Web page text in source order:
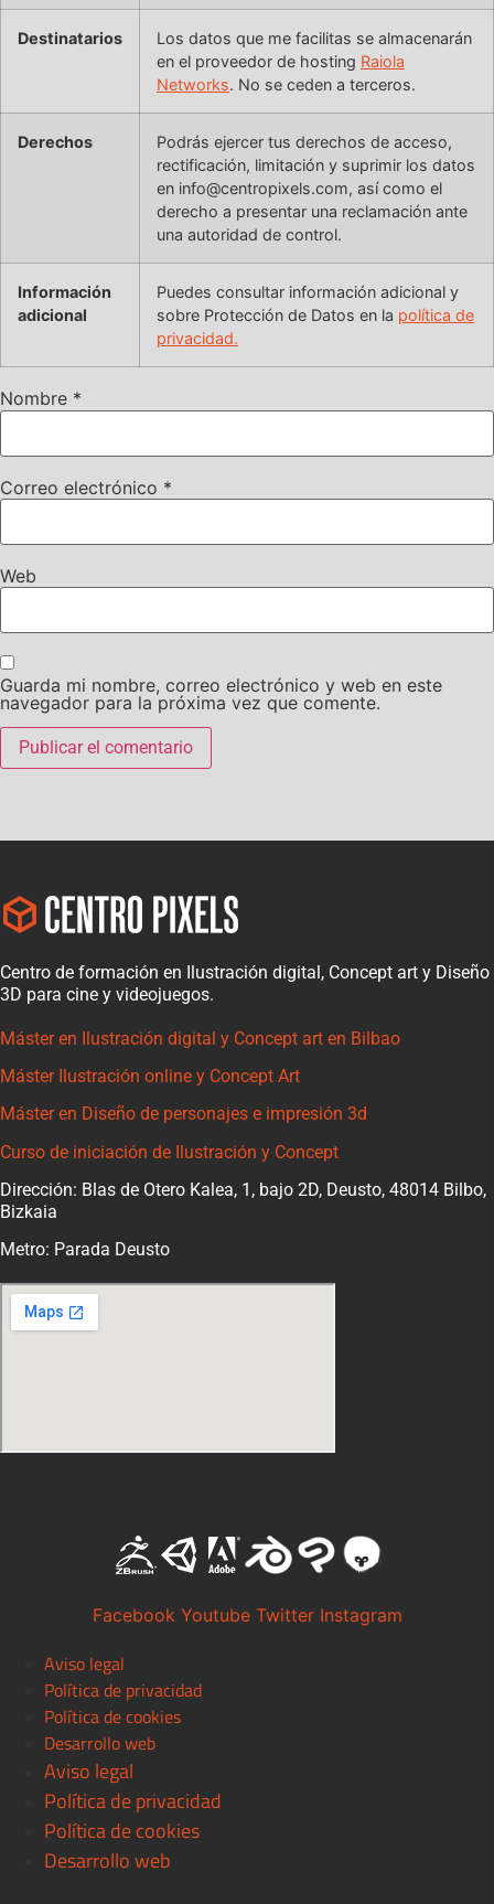
Destinatarios
Los datos que me facilitas se almacenarán
en el proveedor de hosting Raiola
Networks. No se ceden a terceros.
Derechos
Podrás ejercer tus derechos de acceso,
rectificación, limitación y suprimir los datos
en info@centropixels.com, así como el
derecho a presentar una reclamación ante
una autoridad de control.
Información
adicional
Puedes consultar información adicional y
sobre Protección de Datos en la política de
privacidad.
Nombre *
Correo electrónico *
Web
Guarda mi nombre, correo electrónico y web en este
navegador para la próxima vez que comente.
Centro de formación en Ilustración digital, Concept art y Diseño
3D para cine y videojuegos.
Máster en Ilustración digital y Concept art en Bilbao
Máster Ilustración online y Concept Art
Máster en Diseño de personajes e impresión 3d
Curso de iniciación de Ilustración y Concept
Dirección: Blas de Otero Kalea, 1, bajo 2D, Deusto, 48014 Bilbo,
Bizkaia
Metro: Parada Deusto
Facebook Youtube Twitter Instagram
Aviso legal
Política de privacidad
Política de cookies
Desarrollo web
Aviso legal
Política de privacidad
Política de cookies
Desarrollo web